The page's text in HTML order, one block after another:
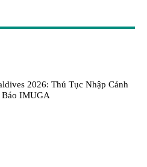
2026: Thủ Tục Nhập Cảnh
IMUGA